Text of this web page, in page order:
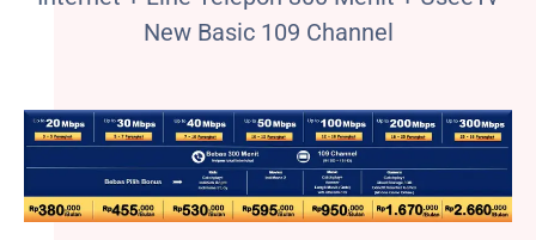
New Basic 109 Channel